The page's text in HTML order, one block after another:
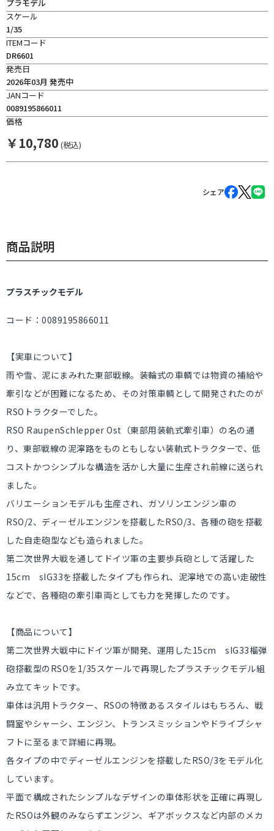
プラモデル
スケール
1/35
ITEMコード
DR6601
発売日
2026年03月 発売中
JANコード
0089195866011
価格
￥10,780 (税込)
シェア
商品説明
プラスチックモデル
コード：0089195866011
【実車について】
雨や雪、泥にまみれた東部戦線。装輪式の車輌では物資の補給や
牽引などが困難になるため、その対策車輌として開発されたのが
RSOトラクターでした。
RSO RaupenSchlepper Ost（東部用装軌式牽引車）の名の通
り、東部戦線の泥濘路をものともしない装軌式トラクターで、低
コストかつシンプルな構造を活かし大量に生産され前線に送られ
ました。
バリエーションモデルも生産され、ガソリンエンジン車の
RSO/2、ディーゼルエンジンを搭載したRSO/3、各種の砲を搭載
した自走砲型なども造られました。
第二次世界大戦を通してドイツ軍の主要歩兵砲として活躍した
15cm sIG33を搭載したタイプも作られ、泥濘地での高い走破性
などで、各種砲の牽引車両としても力を発揮したのです。
【商品について】
第二次世界大戦中にドイツ軍が開発、運用した15cm sIG33榴弾
砲搭載型のRSOを1/35スケールで再現したプラスチックモデル組
み立てキットです。
車体は汎用トラクター、RSOの特徴あるスタイルはもちろん、戦
闘室やシャーシ、エンジン、トランスミッションやドライブシャ
フトに至るまで詳細に再現。
各タイプの中でディーゼルエンジンを搭載したRSO/3をモデル化
しています。
平面で構成されたシンプルなデザインの車体形状を正確に再現し
たRSOは外観のみならずエンジン、ギアボックスなど内部のメカ